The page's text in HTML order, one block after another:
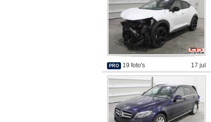
PRO 19 foto's 17 jul